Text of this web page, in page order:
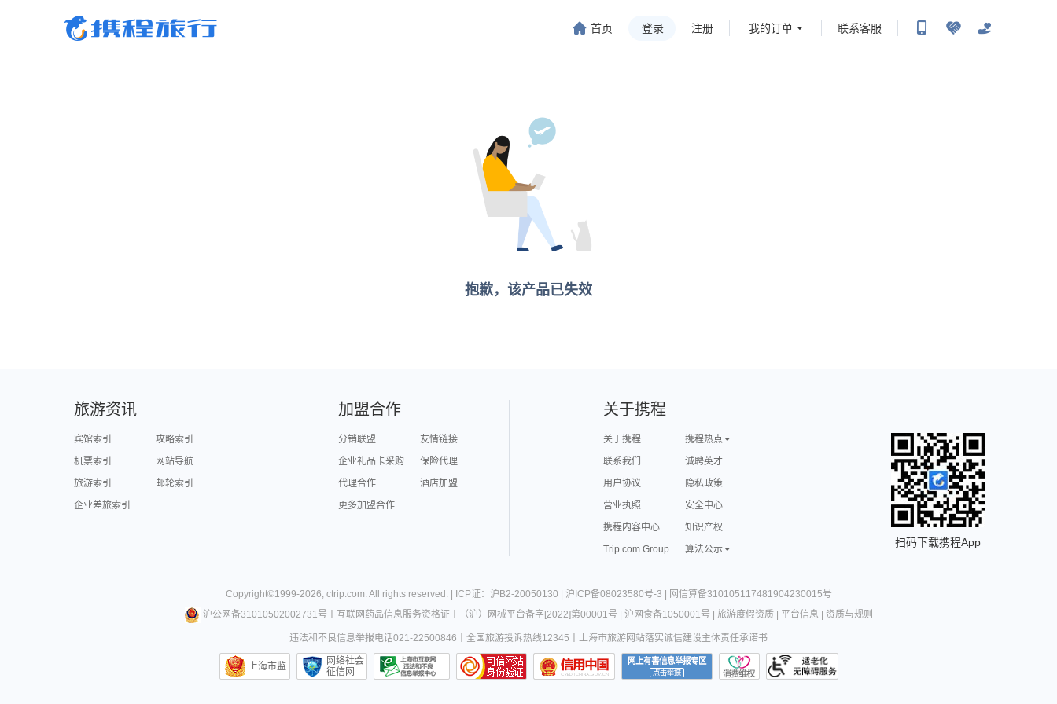
首页 登录 注册 我的订单 联系客服
抱歉，该产品已失效
旅游资讯
宾馆索引
攻略索引
机票索引
网站导航
旅游索引
邮轮索引
企业差旅索引
加盟合作
分销联盟
友情链接
企业礼品卡采购
保险代理
代理合作
酒店加盟
更多加盟合作
关于携程
关于携程
携程热点
联系我们
诚聘英才
用户协议
隐私政策
营业执照
安全中心
携程内容中心
知识产权
Trip.com Group
算法公示
扫码下载携程App
Copyright©1999-2026, ctrip.com. All rights reserved. | ICP证：沪B2-20050130 沪ICP备08023580号-3
网信算备310105117481904230015号
沪公网备31010502002731号
互联网药品信息服务资格证 （沪）网械平台备字[2022]第00001号 沪网食备1050001号 旅游度假资质| 平台信息 资质与规则
违法和不良信息举报电话021-22500846 全国旅游投诉热线12345 上海市旅游网站落实诚信建设主体责任承诺书
上海市监
网络社会
征信网